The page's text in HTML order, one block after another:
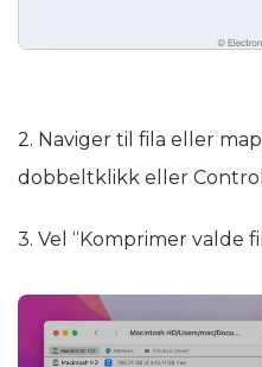
2. Naviger til fila eller
dobbeltklikk eller
3. Vel “Komprimer valde